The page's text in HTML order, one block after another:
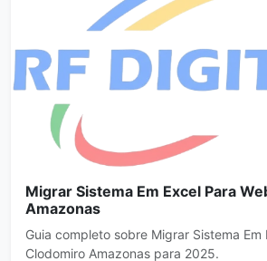
Migrar Sistema Em Excel Para
Amazonas
Guia completo sobre Migrar Sistema Em
Clodomiro Amazonas para 2025.